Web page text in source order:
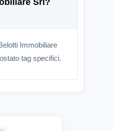
Srl?
Immobiliare
tag specifici.